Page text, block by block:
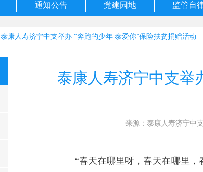
通知公告 党建园地 监管自
泰康人寿济宁中支举办 “奔跑的少年 泰爱你”保险扶贫捐赠活动
泰康人寿济宁中支举
来源：泰康人寿济宁中
“春天在哪里呀，春天在哪里